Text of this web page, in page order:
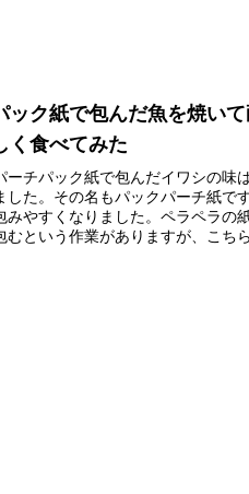
ック紙で包んだ魚を焼い
く食べてみた
ーチパック紙で包んだイワシの味
した。その名もパックパーチ紙で
みやすくなりました。ペラペラの
むという作業がありますが、こち